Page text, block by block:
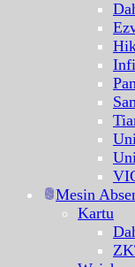
Mesin
Kartu